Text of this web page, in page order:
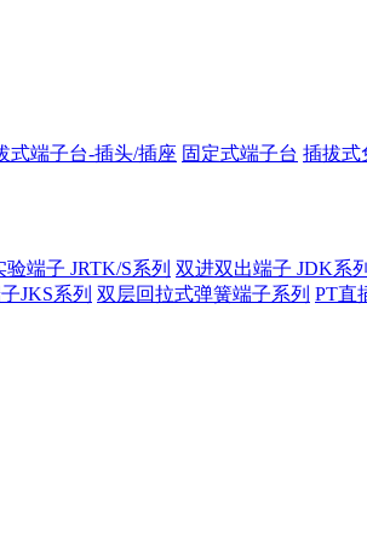
式端子台-插头/插座 固定式端子台 插拔式
端子 JRTK/S系列 双进双出端子 JDK系列
JKS系列 双层回拉式弹簧端子系列 PT直